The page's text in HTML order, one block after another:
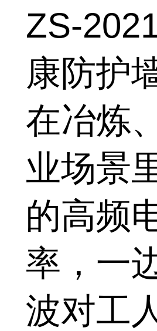
ZS-
康防护
在冶炼
业场景
的高频
率，一
波对工